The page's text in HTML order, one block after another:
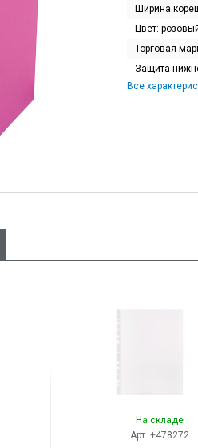
Ширина
Цвет:
Торговая
Защита
Все
На складе
Арт. +478272